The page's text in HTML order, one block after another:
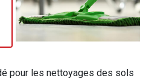
pour les nettoyages des sols